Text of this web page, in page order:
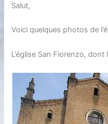
Salut,
Voici quelques photos de
L’église San Fiorenzo, dont